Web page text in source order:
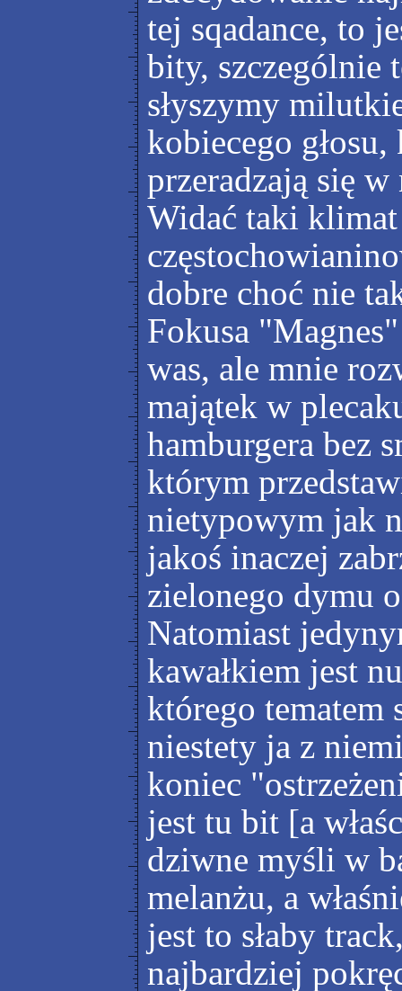
tej sqadance, to
bity, szczególnie
słyszymy
kobiecego głosu,
przeradzają się
Widać taki klimat
dobre choć nie
Fokusa
was, ale mnie
majątek w
hamburgera bez
którym
nietypowym jak
jakoś inaczej
zielonego dymu
Natomiast
kawałkiem jest
którego tematem
niestety ja z
koniec
jest tu bit [a
dziwne myśli w
melanżu, a
jest to słaby
najbardziej